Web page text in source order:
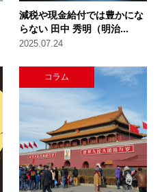
減税や現金給付では豊かにな
らない 田中 秀明（明治...
2025.07.24
コラム